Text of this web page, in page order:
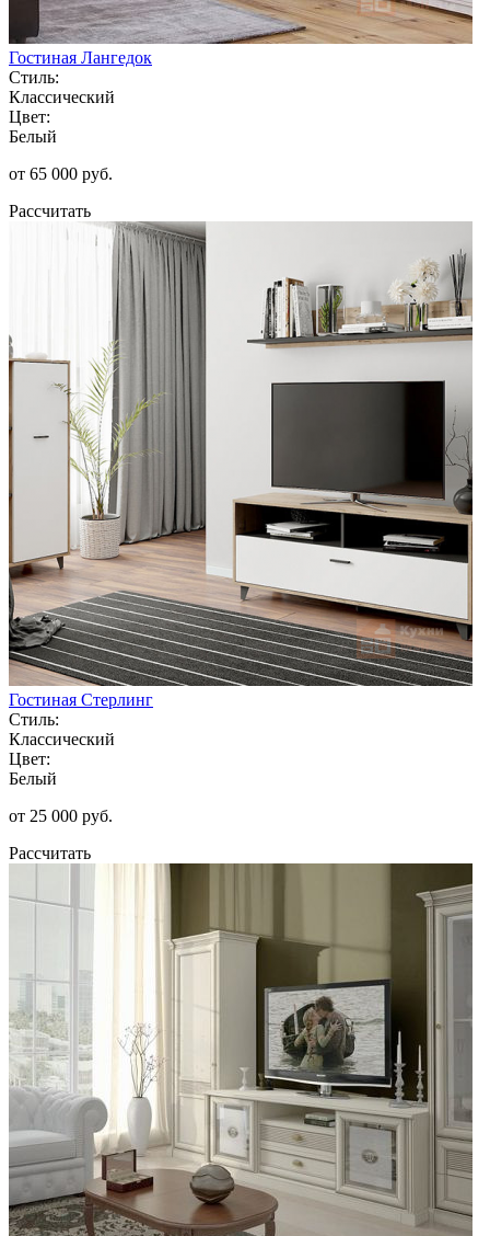
Гостиная Лангедок
Стиль:
Классический
Цвет:
Белый
от 65 000 руб.
Рассчитать
Гостиная Стерлинг
Стиль:
Классический
Цвет:
Белый
от 25 000 руб.
Рассчитать